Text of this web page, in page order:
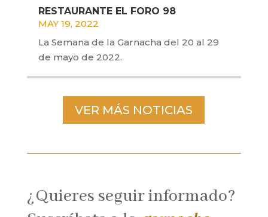
RESTAURANTE EL FORO 98
MAY 19, 2022
La Semana de la Garnacha del 20 al 29
de mayo de 2022.
VER MÁS NOTICIAS
¿Quieres seguir informado?